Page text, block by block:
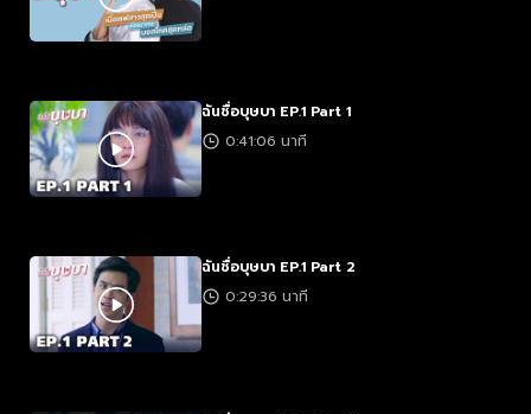
ฉันชื่อบุษบา EP.1 Part 1
0:41:06 นาที
ฉันชื่อบุษบา EP.1 Part 2
0:29:36 นาที